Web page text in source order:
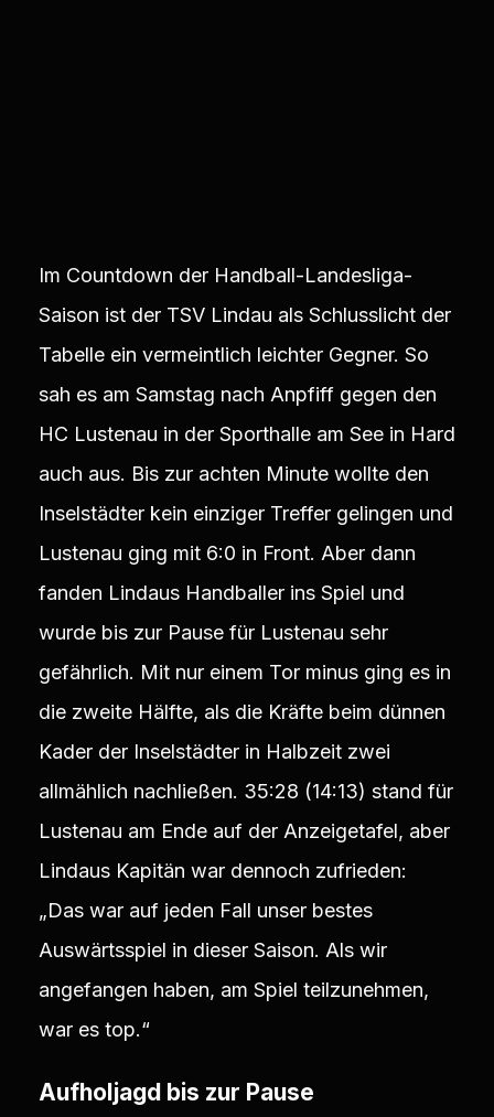
Im Countdown der Handball-Landesliga-
Saison ist der TSV Lindau als Schlusslicht der
Tabelle ein vermeintlich leichter Gegner. So
sah es am Samstag nach Anpfiff gegen den
HC Lustenau in der Sporthalle am See in Hard
auch aus. Bis zur achten Minute wollte den
Inselstädter kein einziger Treffer gelingen und
Lustenau ging mit 6:0 in Front. Aber dann
fanden Lindaus Handballer ins Spiel und
wurde bis zur Pause für Lustenau sehr
gefährlich. Mit nur einem Tor minus ging es in
die zweite Hälfte, als die Kräfte beim dünnen
Kader der Inselstädter in Halbzeit zwei
allmählich nachließen. 35:28 (14:13) stand für
Lustenau am Ende auf der Anzeigetafel, aber
Lindaus Kapitän war dennoch zufrieden:
„Das war auf jeden Fall unser bestes
Auswärtsspiel in dieser Saison. Als wir
angefangen haben, am Spiel teilzunehmen,
war es top.“
Aufholjagd bis zur Pause